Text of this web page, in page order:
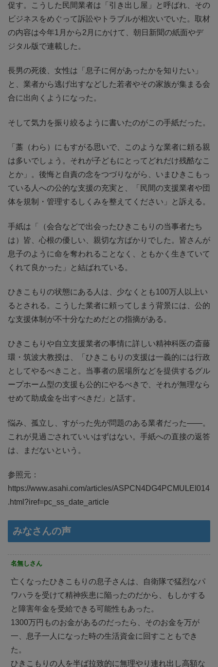
促す。こうした民間業者は「引き出し屋」と呼ばれ、その
ビジネスをめぐって訴訟やトラブルが相次いでいた。取材
の内容は今年1月から2月にかけて、朝日新聞の紙面やデ
ジタル版で連載した。
長男の死後、女性は「息子に何があったかを知りたい」
と、業者から逃げ出すなどした若者やその家族が集まる会
合に出向くようになった。
そして気力を振り絞るように書いたのがこの手紙だった。
「藁（わら）にもすがる思いで、このような業者に頼る親
は多いでしょう。それが子どもにとってどれだけ残酷なこ
とか」。後悔と自責の念をつづりながら、いまひきこもっ
ている人への公的な支援の充実と、「民間の支援業者や団
体を規制・管理するしくみを整えてください」と訴える。
手紙は「（会合などで出会ったひきこもりの当事者たち
は）皆、心根の優しい、親切な方ばかりでした。皆さんが
息子のように命を奪われることなく、ともかく生きていて
くれて良かった」と結ばれている。
ひきこもりの状態にある人は、少なくとも100万人以上い
るとされる。こうした業者に頼ってしまう背景には、公的
な支援体制が不十分なためだとの指摘がある。
ひきこもりや自立支援業者の事情に詳しい精神科医の斎藤
環・筑波大教授は、「ひきこもりの支援は一義的には行政
としてやるべきこと。当事者の居場所などを提供するグル
ープホーム型の支援も公的にやるべきで、それが無理なら
せめて助成金を出すべきだ」と話す。
悩み、孤立し、すがった先が問題のある業者だった――。
これが見過ごされていいはずはない。手紙への直接の返答
は、まだないという。
参照元：
https://www.asahi.com/articles/ASPCN4DG4PCMULEI014
.html?iref=pc_ss_date_article
みなさんの声
名無しさん
亡くなったひきこもりの息子さんは、自衛隊で猛烈なパ
ワハラを受けて精神疾患に陥ったのだから、もしかする
と障害年金を受給できる可能性もあった。
1300万円ものお金があるのだったら、そのお金を万が
一、息子一人になった時の生活資金に回すこともでき
た。
ひきこもりの人を半ば拉致的に無理やり連れ出し高額な